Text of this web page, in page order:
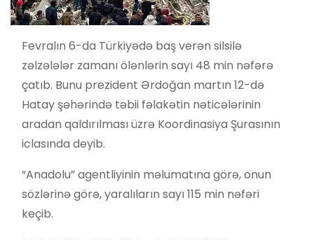
Fevralın 6-da Türkiyədə baş verən silsilə
zəlzələlər zamanı ölənlərin sayı 48 min nəfərə
çatıb. Bunu prezident Ərdoğan martın 12-də
Hatay şəhərində təbii fəlakətin nəticələrinin
aradan qaldırılması üzrə Koordinasiya Şurasının
iclasında deyib.
“Anadolu” agentliyinin məlumatına görə, onun
sözlərinə görə, yaralıların sayı 115 min nəfəri
keçib.